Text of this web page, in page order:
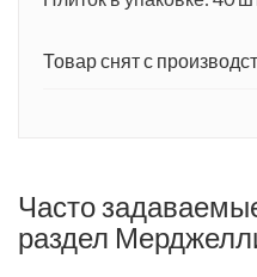
Товар снят с
Часто
раздел